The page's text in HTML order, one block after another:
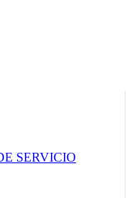
SERVICIO